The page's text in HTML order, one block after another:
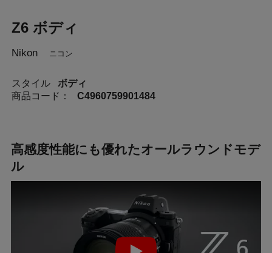
Z6 ボディ
Nikon ニコン
スタイル
ボディ
商品コード：
C4960759901484
高感度性能にも優れたオールラウンドモデ
ル